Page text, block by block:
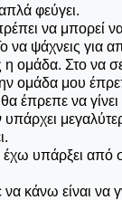
φεύγει.
να
να ψάχνεις για
η ομάδα. Στο να
ομάδα μου
θα έπρεπε να
υπάρξει από
κάνω είναι να